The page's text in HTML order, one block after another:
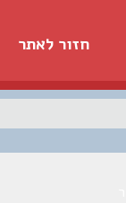
חזור לאתר